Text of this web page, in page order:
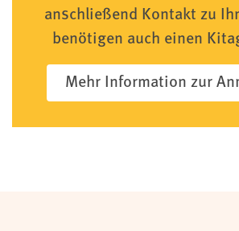
anschließend Kontakt zu
benötigen auch einen
Mehr Information zur